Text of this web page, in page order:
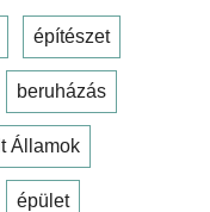
építészet
beruházás
Államok
épület